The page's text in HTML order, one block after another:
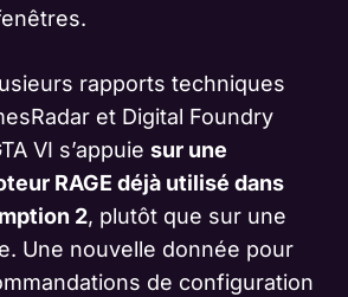
rapports techniques
et Digital Foundry
VI s’appuie sur une
RAGE déjà utilisé dans
2, plutôt que sur une
Une nouvelle donnée pour
de configuration